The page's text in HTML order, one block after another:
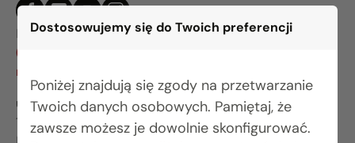
Dostosowujemy się do Twoich preferencji
Poniżej znajdują się zgody na przetwarzanie
Twoich danych osobowych. Pamiętaj, że
zawsze możesz je dowolnie skonfigurować.
BIURO BIAŁYSTOK
(85) 749 99 09
mieszkania@rogowskidevelopment.pl
ul. Legionowa 28 lok. 202
15-281 Białystok